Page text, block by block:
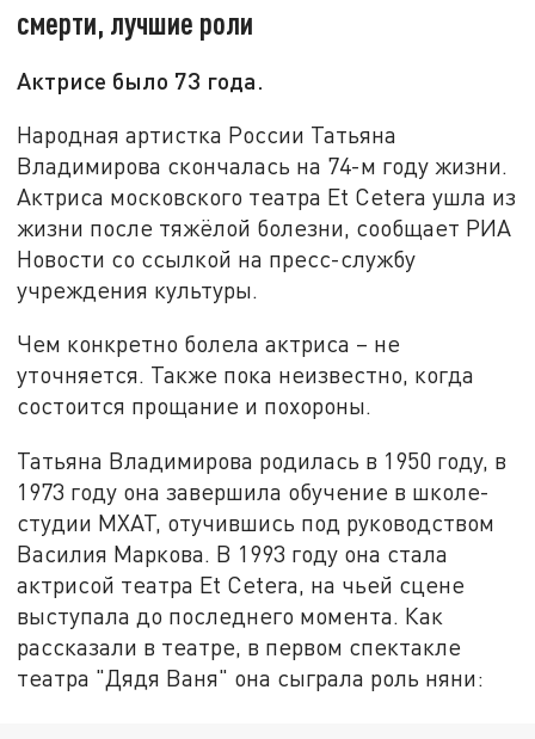
смерти, лучшие роли
Актрисе было 73 года.
Народная артистка России Татьяна
Владимирова скончалась на 74-м году жизни.
Актриса московского театра Et Cetera ушла из
жизни после тяжёлой болезни, сообщает РИА
Новости со ссылкой на пресс-службу
учреждения культуры.
Чем конкретно болела актриса – не
уточняется. Также пока неизвестно, когда
состоится прощание и похороны.
Татьяна Владимирова родилась в 1950 году, в
1973 году она завершила обучение в школе-
студии МХАТ, отучившись под руководством
Василия Маркова. В 1993 году она стала
актрисой театра Et Cetera, на чьей сцене
выступала до последнего момента. Как
рассказали в театре, в первом спектакле
театра "Дядя Ваня" она сыграла роль няни: